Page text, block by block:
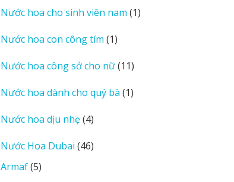
phẩm
Nước hoa cho sinh viên nam 11
Nước hoa con công tím 11
phẩm
Nước hoa công sở cho nữ 1111
phẩm
Nước hoa dành cho quý bà 11
Nước hoa dịu nhẹ 44
phẩm
Nước Hoa Dubai 4646
Armaf 55